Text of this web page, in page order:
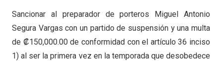
Sancionar al preparador de porteros Miguel Antonio
Segura Vargas con un partido de suspensión y una multa
de ₡150,000.00 de conformidad con el artículo 36 inciso
1) al ser la primera vez en la temporada que desobedece